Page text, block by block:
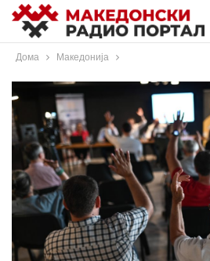
Дома Македонија